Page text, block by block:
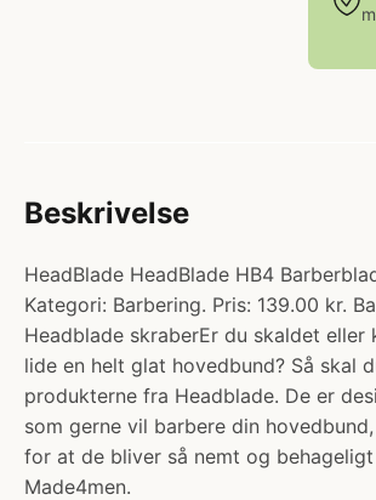
Beskrivelse
HeadBlade HeadBlade HB4
Kategori: Barbering. Pris: 139.00 kr.
Headblade skraberEr du skaldet eller
lide en helt glat hovedbund? Så skal
produkterne fra Headblade. De er
som gerne vil barbere din
for at de bliver så nemt og
Made4men.